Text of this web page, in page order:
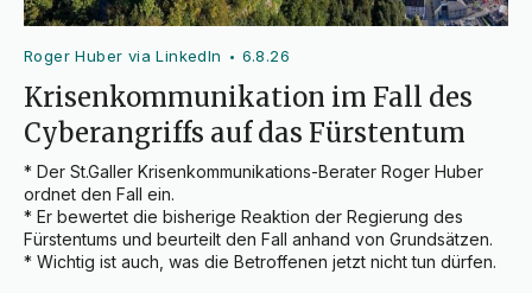
Roger Huber via LinkedIn • 6.8.26
Krisenkommunikation im Fall des
Cyberangriffs auf das Fürstentum
* Der St.Galler Krisenkommunikations-Berater Roger Huber
ordnet den Fall ein.
* Er bewertet die bisherige Reaktion der Regierung des
Fürstentums und beurteilt den Fall anhand von Grundsätzen.
* Wichtig ist auch, was die Betroffenen jetzt nicht tun dürfen.